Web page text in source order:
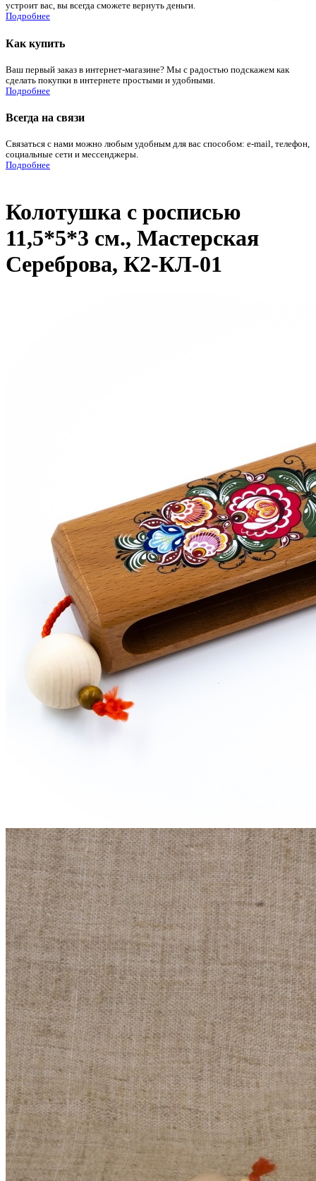
устроит вас, вы всегда сможете вернуть деньги.
Подробнее
Как купить
Ваш первый заказ в интернет-магазине? Мы с радостью подскажем как
сделать покупки в интернете простыми и удобными.
Подробнее
Всегда на связи
Связаться с нами можно любым удобным для вас способом: e-mail, телефон,
социальные сети и мессенджеры.
Подробнее
Колотушка с росписью
11,5*5*3 см., Мастерская
Сереброва, К2-КЛ-01